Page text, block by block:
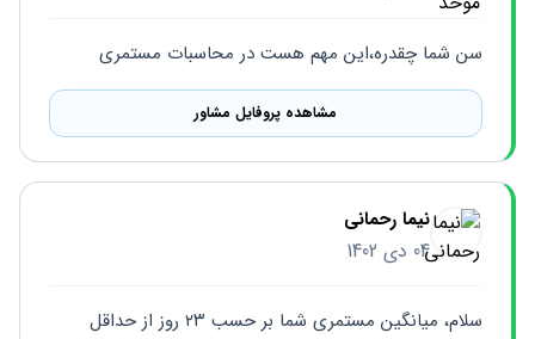
سن شما چقدره،این مهم هست در محاسبات مستمری
مشاهده پروفایل مشاور
نیما رحمانی
04 دی 1402